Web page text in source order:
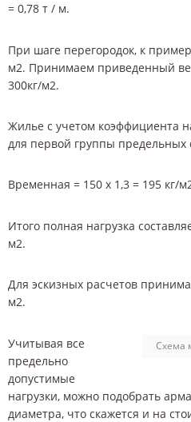
= 0,78 т / м.
При шаге перегородок, к
м2. Принимаем приведенный
300кг/м2.
Жилье с учетом коэффициента
для первой группы предельных
Временная = 150 х 1,3 = 195 кг/
Итого полная нагрузка
м2.
Для эскизных расчетов
м2.
Схема
Учитывая все
предельно
допустимые
нагрузки, можно подобрать
диаметра, что скажется и на